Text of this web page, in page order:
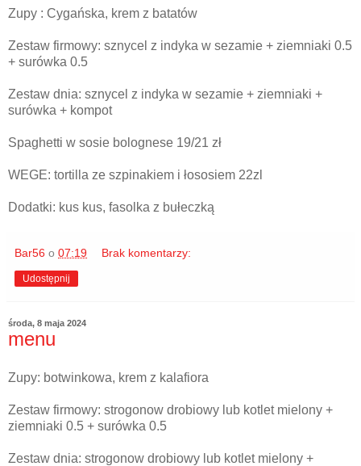
Zupy : Cygańska, krem z batatów
Zestaw firmowy: sznycel z indyka w sezamie + ziemniaki 0.5
+ surówka 0.5
Zestaw dnia: sznycel z indyka w sezamie + ziemniaki +
surówka + kompot
Spaghetti w sosie bolognese 19/21 zł
WEGE: tortilla ze szpinakiem i łososiem 22zl
Dodatki: kus kus, fasolka z bułeczką
Bar56 o 07:19 Brak komentarzy:
Udostępnij
środa, 8 maja 2024
menu
Zupy: botwinkowa, krem z kalafiora
Zestaw firmowy: strogonow drobiowy lub kotlet mielony +
ziemniaki 0.5 + surówka 0.5
Zestaw dnia: strogonow drobiowy lub kotlet mielony +